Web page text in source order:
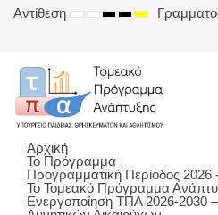
Αντίθεση
DEFAULT
NIGHT
HIGH
MODE
HIGH
MODE
HIGH
MODE
Αρχική
Το Πρόγραμμα
Προγραμματική Περίοδος 2026
Το Τομεακό Πρόγραμμα
Ενεργοποίηση ΤΠΑ 2026-2030